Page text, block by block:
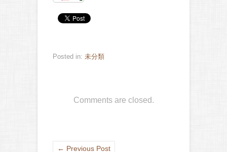
Posted in: 未分類
Comments are closed.
← Previous Post